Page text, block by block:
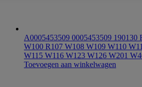
A0005453509 0005453509 190130
W100 R107 W108 W109 W110
W115 W116 W123 W126 W201
Toevoegen aan winkelwagen